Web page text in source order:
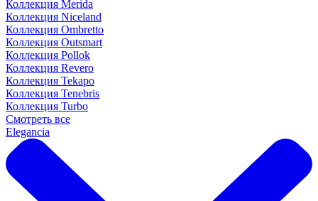
Коллекция Merida
Коллекция Niceland
Коллекция Ombretto
Коллекция Outsmart
Коллекция Pollok
Коллекция Revero
Коллекция Tekapo
Коллекция Tenebris
Коллекция Turbo
Смотреть все
Elegancia